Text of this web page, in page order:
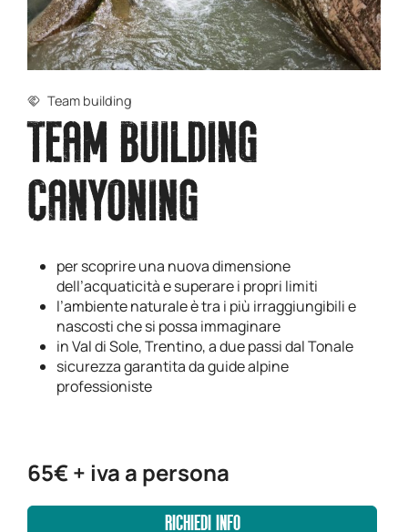
Team building
TEAM BUILDING
CANYONING
per scoprire una nuova dimensione
dell’acquaticità e superare i propri limiti
l’ambiente naturale è tra i più irraggiungibili e
nascosti che si possa immaginare
in Val di Sole, Trentino, a due passi dal Tonale
sicurezza garantita da guide alpine
professioniste
65€ + iva a persona
RICHIEDI INFO